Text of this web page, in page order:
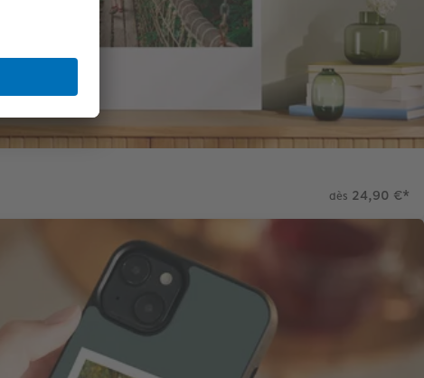
dès 24,90 €*